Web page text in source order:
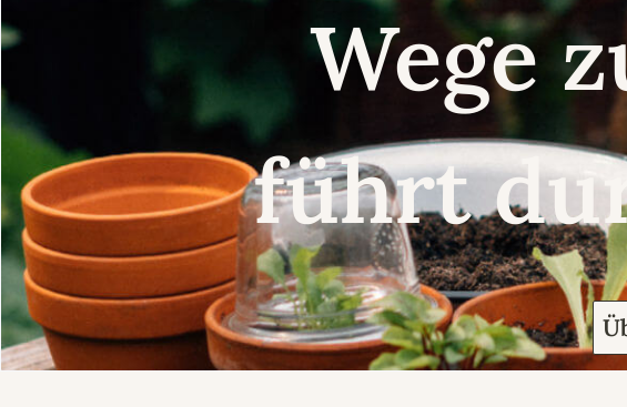
Wege
führt